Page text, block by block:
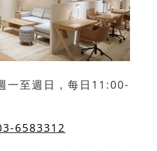
一至週日，每日11:00-
6583312